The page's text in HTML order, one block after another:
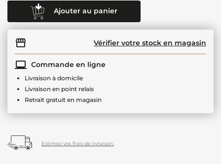
Ajouter au panier
Vérifier votre stock en magasin
Commande en ligne
Livraison à domicile
Livraison en point relais
Retrait gratuit en magasin
Estimez vos frais de livraison.